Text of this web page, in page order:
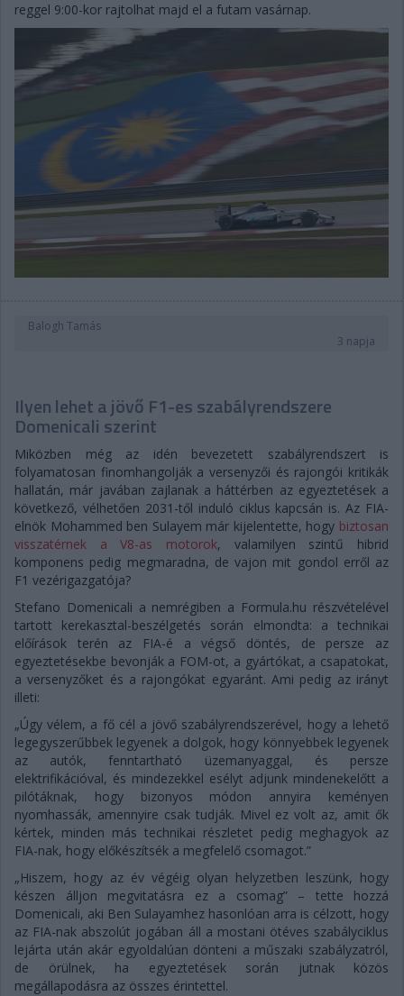
reggel 9:00-kor rajtolhat majd el a futam vasárnap.
Balogh Tamás
3 napja
Ilyen lehet a jövő F1-es szabályrendszere
Domenicali szerint
Miközben még az idén bevezetett szabályrendszert is
folyamatosan finomhangolják a versenyzői és rajongói kritikák
hallatán, már javában zajlanak a háttérben az egyeztetések a
következő, vélhetően 2031-től induló ciklus kapcsán is. Az FIA-
elnök Mohammed ben Sulayem már kijelentette, hogy biztosan
visszatérnek a V8-as motorok, valamilyen szintű hibrid
komponens pedig megmaradna, de vajon mit gondol erről az
F1 vezérigazgatója?
Stefano Domenicali a nemrégiben a Formula.hu részvételével
tartott kerekasztal-beszélgetés során elmondta: a technikai
előírások terén az FIA-é a végső döntés, de persze az
egyeztetésekbe bevonják a FOM-ot, a gyártókat, a csapatokat,
a versenyzőket és a rajongókat egyaránt. Ami pedig az irányt
illeti:
„Úgy vélem, a fő cél a jövő szabályrendszerével, hogy a lehető
legegyszerűbbek legyenek a dolgok, hogy könnyebbek legyenek
az autók, fenntartható üzemanyaggal, és persze
elektrifikációval, és mindezekkel esélyt adjunk mindenekelőtt a
pilótáknak, hogy bizonyos módon annyira keményen
nyomhassák, amennyire csak tudják. Mivel ez volt az, amit ők
kértek, minden más technikai részletet pedig meghagyok az
FIA-nak, hogy előkészítsék a megfelelő csomagot.”
„Hiszem, hogy az év végéig olyan helyzetben leszünk, hogy
készen álljon megvitatásra ez a csomag” – tette hozzá
Domenicali, aki Ben Sulayamhez hasonlóan arra is célzott, hogy
az FIA-nak abszolút jogában áll a mostani ötéves szabályciklus
lejárta után akár egyoldalúan dönteni a műszaki szabályzatról,
de örülnek, ha egyeztetések során jutnak közös
megállapodásra az összes érintettel.